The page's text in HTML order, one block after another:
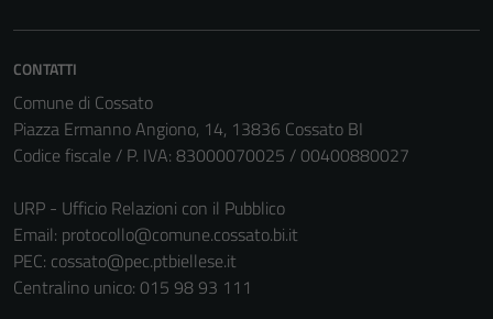
CONTATTI
Comune di Cossato
Piazza Ermanno Angiono, 14, 13836 Cossato BI
Codice fiscale / P. IVA: 83000070025 / 00400880027
URP - Ufficio Relazioni con il Pubblico
Email: protocollo@comune.cossato.bi.it
PEC: cossato@pec.ptbiellese.it
Centralino unico: 015 98 93 111